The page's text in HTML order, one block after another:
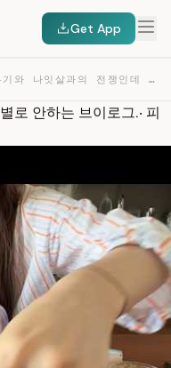
Get App
부기와 나잇살과의 전쟁인데 식단은 별로 안하는 브이로그.‧ 피부관리, 스낵틴 🥡 — TRANSCRIPT
로 안하는 브이로그.‧ 피